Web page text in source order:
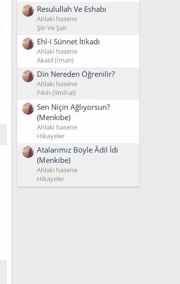
Resulullah Ve Eshabı
Ahlaki hasene
Şiir Ve Şair
Ehl-I Sünnet İtikadı
Ahlaki hasene
Akaid (İman)
Din Nereden Öğrenilir?
Ahlaki hasene
Fıkıh (İlmihal)
Sen Niçin Ağlıyorsun?
(Menkıbe)
Ahlaki hasene
Hikayeler
Atalarımız Böyle Âdil İdi
(Menkibe)
Ahlaki hasene
Hikayeler